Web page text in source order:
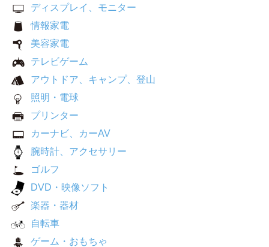
ディスプレイ、モニター
情報家電
美容家電
テレビゲーム
アウトドア、キャンプ、登山
照明・電球
プリンター
カーナビ、カーAV
腕時計、アクセサリー
ゴルフ
DVD・映像ソフト
楽器・器材
自転車
ゲーム・おもちゃ